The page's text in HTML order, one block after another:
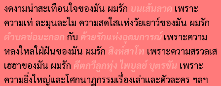
งดงามน่าสะเทือนใจของมัน ผมรัก บนเส้นลวด เพราะ
ความเท่ ละมุนละไม ความสดใสแห่งวัยเยาว์ของมัน ผมรัก
ตำบลช่อมะกอก กับ ด้วยรักแห่งอุดมการณ์ เพราะความ
หลงใหลใฝ่ฝันของมัน ผมรัก สิงห์สาโท เพราะความสรวลเส
เฮฮาของมัน ผมรัก คีตกวีลูกทุ่ง ไพบูลย์ บุตรขัน เพราะ
ความยิ่งใหญ่และโศกนาฏกรรมเรื่องเล่าและตัวละคร ฯลฯ